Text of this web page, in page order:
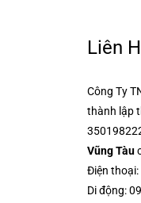
Liên
Công Ty
thành lập
Vũng Tàu
Điện thoại:
Di động: